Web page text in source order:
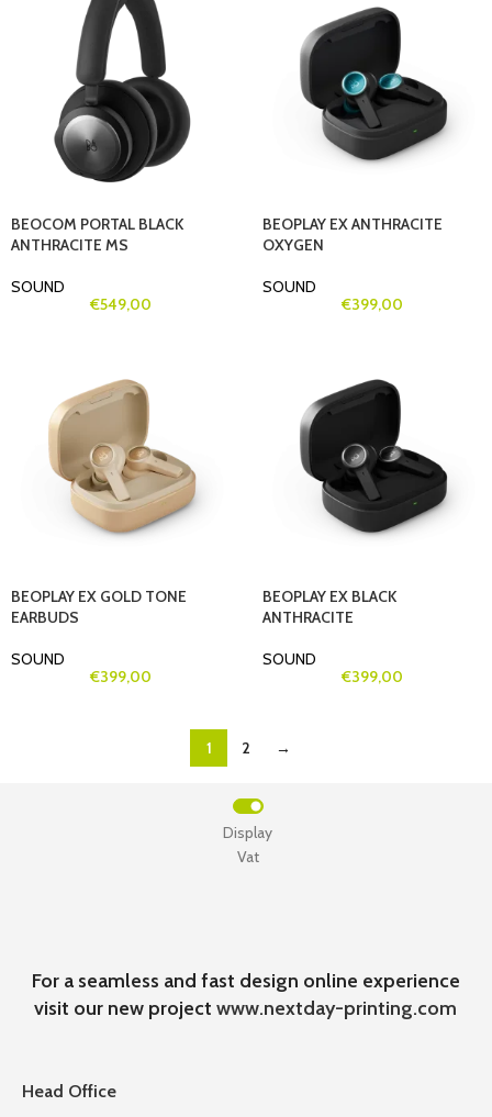
BEOCOM PORTAL BLACK
ANTHRACITE MS
SOUND
€549,00
BEOPLAY EX ANTHRACITE
OXYGEN
SOUND
€399,00
BEOPLAY EX GOLD TONE
EARBUDS
SOUND
€399,00
BEOPLAY EX BLACK
ANTHRACITE
SOUND
€399,00
1 2 →
Vat
Display
For a seamless and fast design online experience
visit our new projectwww.nextday-printing.com
Head Office